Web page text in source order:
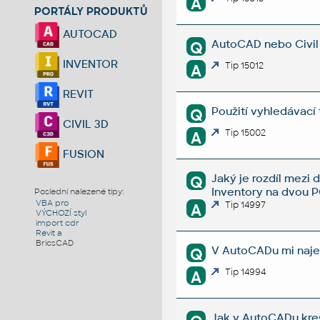
PORTÁLY PRODUKTŮ
AUTOCAD
INVENTOR
REVIT
CIVIL 3D
FUSION
Poslední nalezené tipy:
VBA pro
VÝCHOZÍ styl
import cdr
Revit a
BricsCAD
Q AutoCAD nebo
A Tip 15012
Q Použití vyhledávací
A Tip 15002
Q
Jaký je rozdíl mezi
Inventory na dvou
A Tip 14997
Q V AutoCADu mi
A Tip 14994